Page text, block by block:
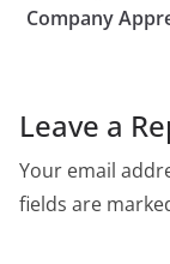
Company
Leave a
Your email
fields are